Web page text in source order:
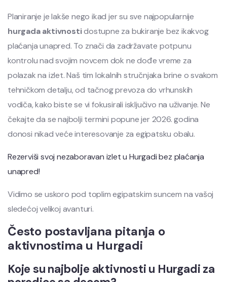
Planiranje je lakše nego ikad jer su sve najpopularnije
hurgada aktivnostidostupne za bukiranje bez ikakvog
plaćanja unapred. To znači da zadržavate potpunu
kontrolu nad svojim novcem dok ne dođe vreme za
polazak na izlet. Naš tim lokalnih stručnjaka brine o svakom
tehničkom detalju, od tačnog prevoza do vrhunskih
vodiča, kako biste se vi fokusirali isključivo na uživanje. Ne
čekajte da se najbolji termini popune jer 2026. godina
donosi nikad veće interesovanje za egipatsku obalu.
Rezerviši svoj nezaboravan izlet u Hurgadi bez plaćanja
unapred!
Vidimo se uskoro pod toplim egipatskim suncem na vašoj
sledećoj velikoj avanturi.
Često postavljana pitanja o
aktivnostima u Hurgadi
Koje su najbolje aktivnosti u Hurgadi za